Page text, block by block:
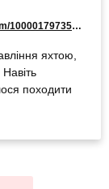
https://www.facebook.com/100001797358288
яхтою,
Навіть
походити